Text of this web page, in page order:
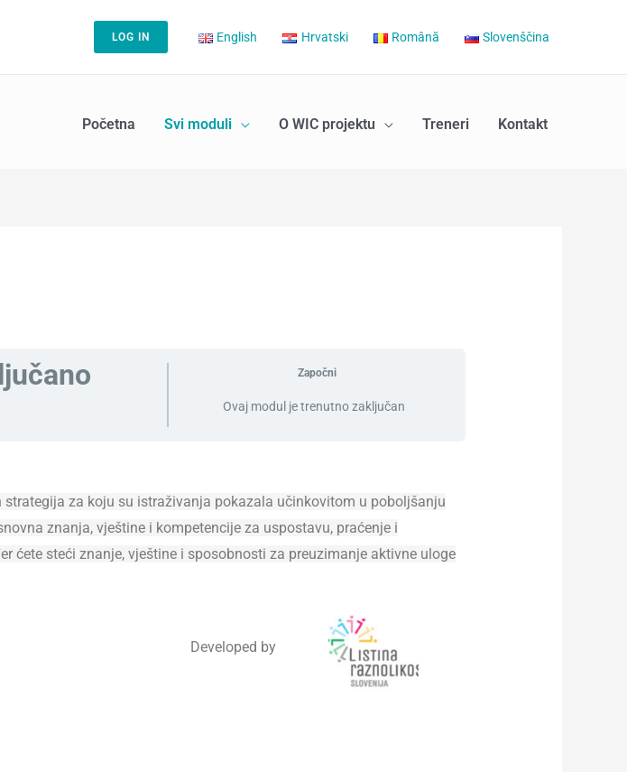
LOG IN English Hrvatski Română Slovenščina
Početna Svi moduli O WIC projektu Treneri Kontakt
Započni
Ovaj modul je trenutno zaključan
za koju su istraživanja pokazala učinkovitom u poboljšanju
znanja, vještine i kompetencije za uspostavu, praćenje i
ćete steći znanje, vještine i sposobnosti za preuzimanje aktivne uloge
Developed by